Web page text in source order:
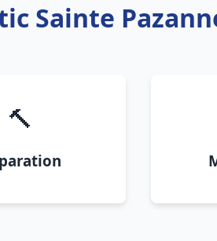
Sainte
🔨